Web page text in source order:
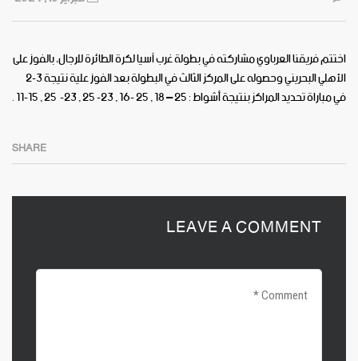
اختتم فريقنا العرباوي مشاركته في بطولة غرب آسيا لكرة الطائرة للرجال، بالفوز على
الأهلي البحريني وحصوله على المركز الثالث في البطولة بعد الفوز علية نتيجة 3-2
في مباراة تحديد المراكز بنتيجة أشواط : 25 – 18 , 25 -16 , 23- 25 , 23- 25 , 15-11 .
SHARE
LEAVE A COMMENT